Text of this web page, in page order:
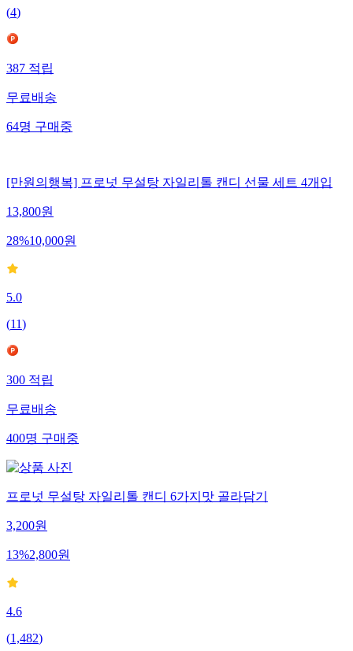
(4)
387적립
무료배송
64명구매중
[만원의행복] 프로넛 무설탕 자일리톨 캔디 선물 세트 4개입
13,800원
28%10,000원
5.0
(11)
300적립
무료배송
400명구매중
프로넛 무설탕 자일리톨 캔디 6가지맛 골라담기
3,200원
13%2,800원
4.6
(1,482)